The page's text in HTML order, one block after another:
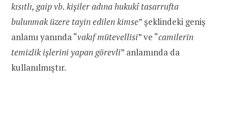
kısıtlı, gaip vb. kişiler adına hukukî tasarrufta
bulunmak üzere tayin edilen kimse” şeklindeki geniş
anlamı yanında “vakıf mütevellisi” ve “camilerin
temizlik işlerini yapan görevli” anlamında da
kullanılmıştır.